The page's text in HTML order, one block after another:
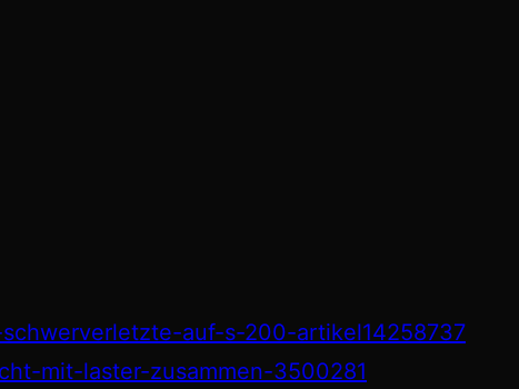
auf-s-200-artikel14258737
mit-laster-zusammen-3500281